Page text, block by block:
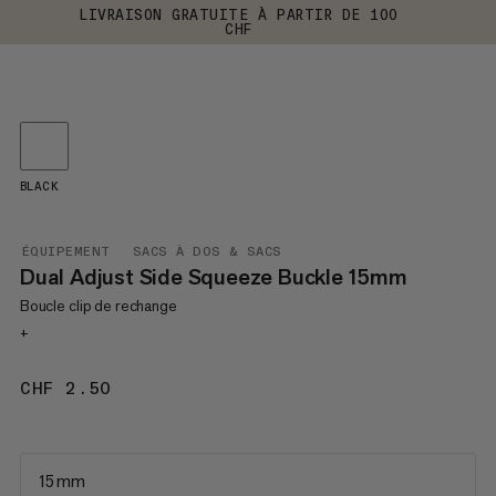
LIVRAISON GRATUITE À PARTIR DE 100
CHF
ÉQUIPEMENT SACS À DOS & SACS
Dual Adjust Side Squeeze Buckle 15mm
Boucle clip de rechange
+
CHF 2.50
BLACK
15 mm